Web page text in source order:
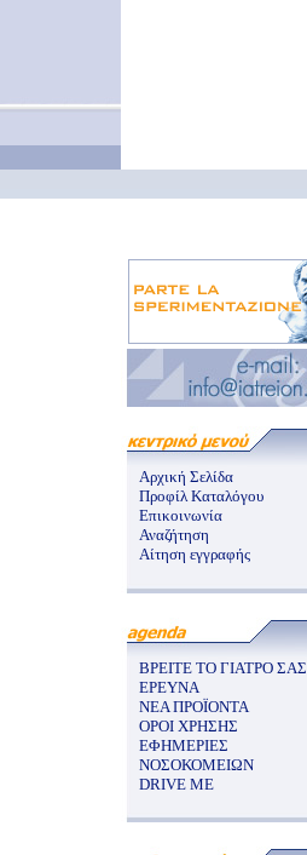
Αρχική Σελίδα
Προφίλ Καταλόγου
Επικοινωνία
Αναζήτηση
Αίτηση εγγραφής
ΒΡΕΙΤΕ ΤΟ ΓΙΑΤΡΟ ΣΑΣ
ΕΡΕΥΝΑ
ΝΕΑ ΠΡΟΪΟΝΤΑ
ΟΡΟΙ ΧΡΗΣΗΣ
ΕΦΗΜΕΡΙΕΣ
ΝΟΣΟΚΟΜΕΙΩΝ
DRIVE ME